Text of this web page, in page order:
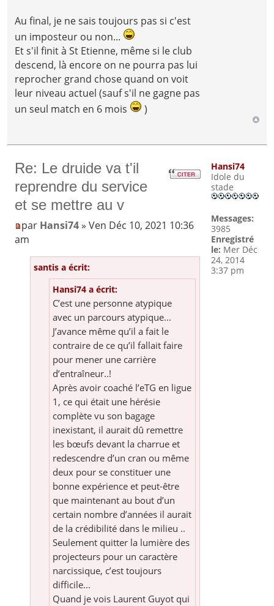
Au final, je ne sais toujours pas si c'est
un imposteur ou non...
Et s'il finit à St Etienne, même si le club
descend, là encore on ne pourra pas lui
reprocher grand chose quand on voit
leur niveau actuel (sauf s'il ne gagne pas
un seul match en 6 mois
)
Re: Le druide va t'il
reprendre du service
et se mettre au v
par Hansi74» Ven Déc 10, 2021 10:36
am
santis a écrit:
Hansi74 a écrit:
C’est une personne atypique
avec un parcours atypique...
J’avance même qu’il a fait le
contraire de ce qu’il fallait faire
pour mener une carrière
d’entraîneur..!
Après avoir coaché l’eTG en ligue
1, ce qui était une hérésie
complète vu son bagage
inexistant, il aurait dû remettre
les bœufs devant la charrue et
redescendre d’un cran ou même
deux pour se constituer une
bonne expérience et peut-être
que maintenant au bout d’un
certain nombre d’années il aurait
de la crédibilité dans le milieu ..
Seulement quitter la lumière des
projecteurs pour un caractère
narcissique, c’est toujours
difficile...
Quand je vois Laurent Guyot qui
Hansi74
Idole du
stade
Messages:
3985
Enregistré
le: Mer Déc
24, 2014
3:37 pm